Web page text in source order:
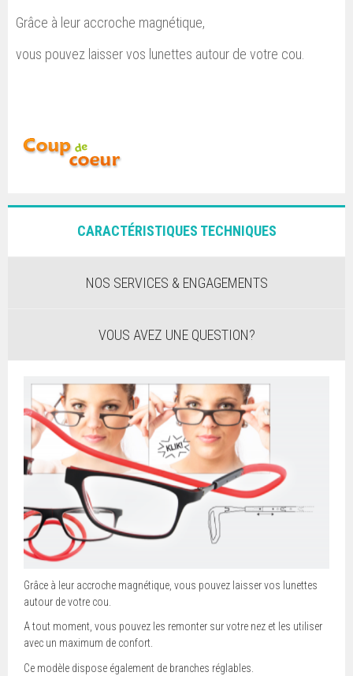
Grâce à leur accroche magnétique,
vous pouvez laisser vos lunettes autour de votre cou.
CARACTÉRISTIQUES TECHNIQUES
NOS SERVICES & ENGAGEMENTS
VOUS AVEZ UNE QUESTION?
Grâce à leur accroche magnétique, vous pouvez laisser vos lunettes
autour de votre cou.
A tout moment, vous pouvez les remonter sur votre nez et les utiliser
avec un maximum de confort.
Ce modèle dispose également de branches réglables.